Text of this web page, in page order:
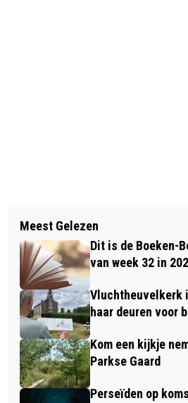
DIT IS DE BOEKEN
TOP 10 VAN WEEK 27
PROVINCIE
CAMPAGNE VOOR
Meest Gelezen
Dit is de Boeken-
van week 32 in
Vluchtheuvelkerk
haar deuren voor
Kom een kijkje
Parkse Gaard
Perseïden op